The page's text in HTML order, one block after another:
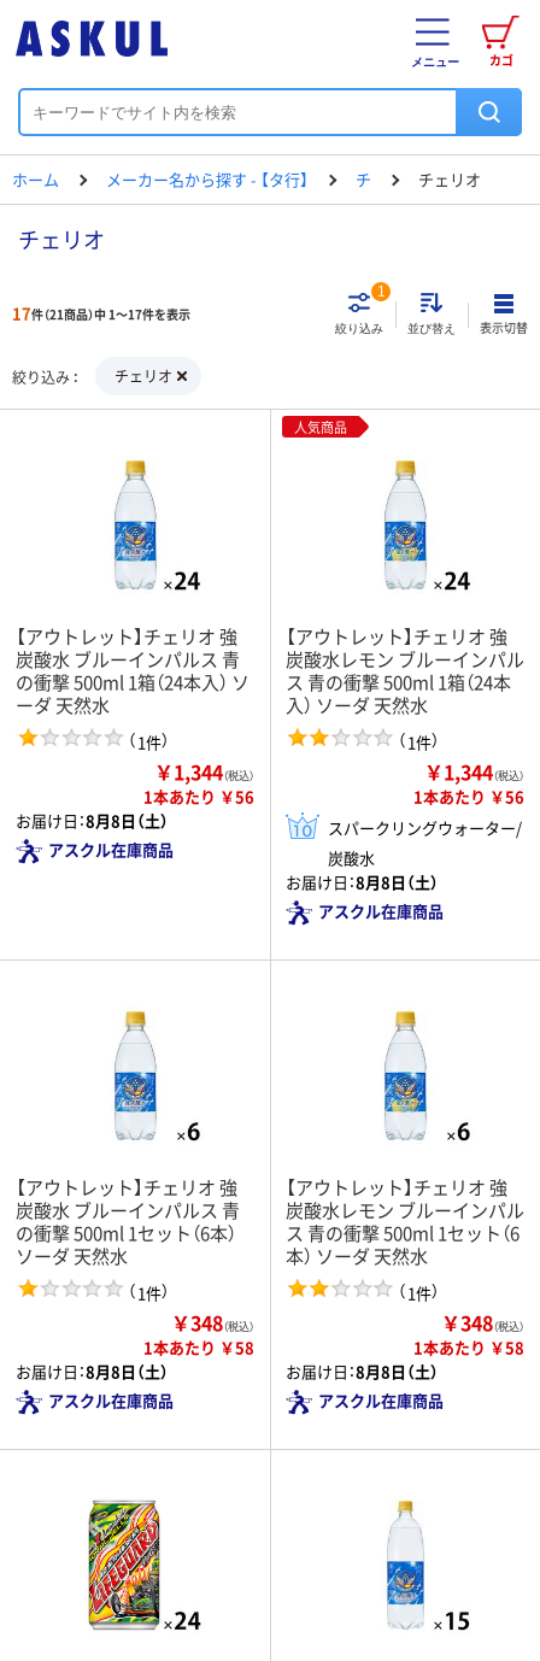
カゴ
メニュー
ホーム メーカー名から探す - 【タ行】 チ チェリオ
チェリオ
17件（21商品）中 1～17件を表示
絞り込み
1
並び替え 表示切替
絞り込み チェリオ
【アウトレット】チェリオ 強
炭酸水 ブルーインパルス 青
の衝撃 500ml 1箱（24本入） ソ
ーダ 天然水
（1件）
￥1,344（税込）
1本あたり ￥56
お届け日：8月8日（土）
アスクル在庫商品
人気商品
【アウトレット】チェリオ 強
炭酸水レモン ブルーインパル
ス 青の衝撃 500ml 1箱（24本
入） ソーダ 天然水
（1件）
￥1,344（税込）
1本あたり ￥56
スパークリングウォーター/
炭酸水
お届け日：8月8日（土）
アスクル在庫商品
【アウトレット】チェリオ 強
炭酸水 ブルーインパルス 青
の衝撃 500ml 1セット（6本）
ソーダ 天然水
（1件）
￥348（税込）
1本あたり ￥58
お届け日：8月8日（土）
アスクル在庫商品
【アウトレット】チェリオ 強
炭酸水レモン ブルーインパル
ス 青の衝撃 500ml 1セット（6
本） ソーダ 天然水
（1件）
￥348（税込）
1本あたり ￥58
お届け日：8月8日（土）
アスクル在庫商品